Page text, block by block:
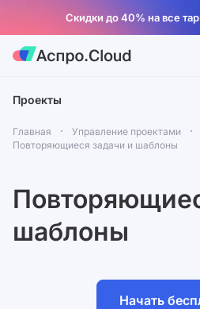
Скидки до 40% на все
Проекты
Главная
Управление проектами
Повторяющиеся задачи и шаблоны
шаблоны
Начать